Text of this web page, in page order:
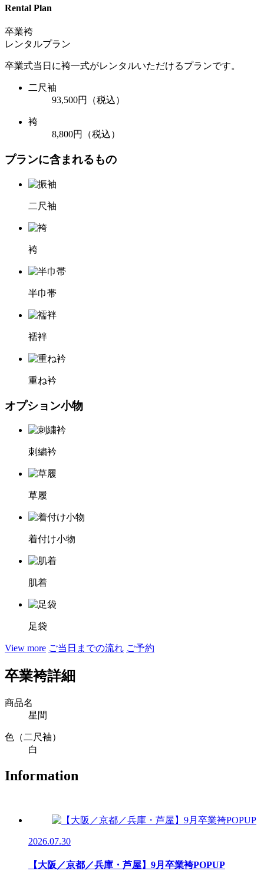
Rental Plan
卒業袴
レンタルプラン
卒業式当日に袴一式がレンタルいただけるプランです。
二尺袖
93,500円
（税込）
袴
8,800円
（税込）
プランに含まれるもの
二尺袖
袴
半巾帯
襦袢
重ね衿
オプション小物
刺繍衿
草履
着付け小物
肌着
足袋
View more ご当日までの流れ ご予約
卒業袴詳細
商品名
星間
色（二尺袖）
白
Information
2026.07.30
【大阪／京都／兵庫・芦屋】9月卒業袴POPUP